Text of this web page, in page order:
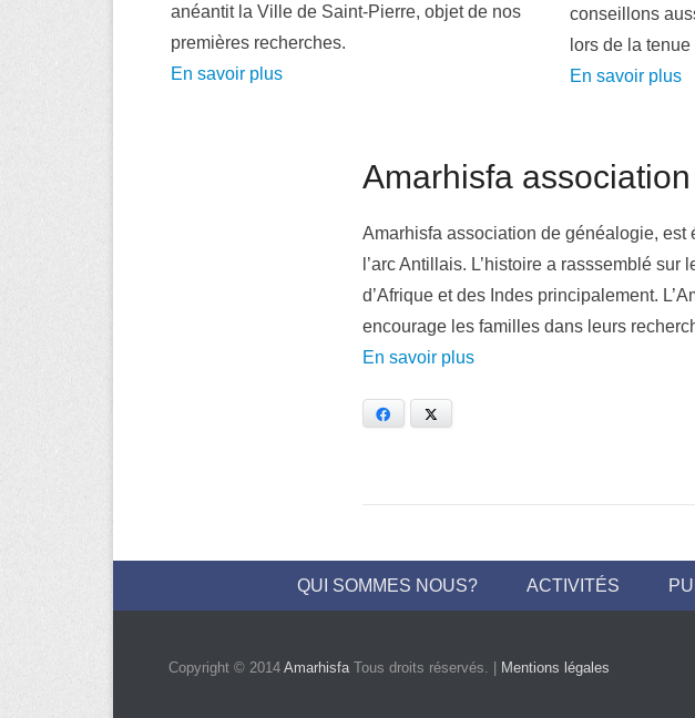
anéantit la Ville de Saint-Pierre, objet de nos
premières recherches.
En savoir plus
conseillons
lors de la
En savoir plus
Amarhisfa
Amarhisfa association de généalogie,
l’arc Antillais. L’histoire a rasssemblé
d’Afrique et des Indes principalement.
encourage les familles dans leurs
En savoir plus
Facebook
QUI SOMMES NOUS? ACTIVITÉS
Copyright © 2014 AmarhisfaTous droits réservés. | Mentions légales